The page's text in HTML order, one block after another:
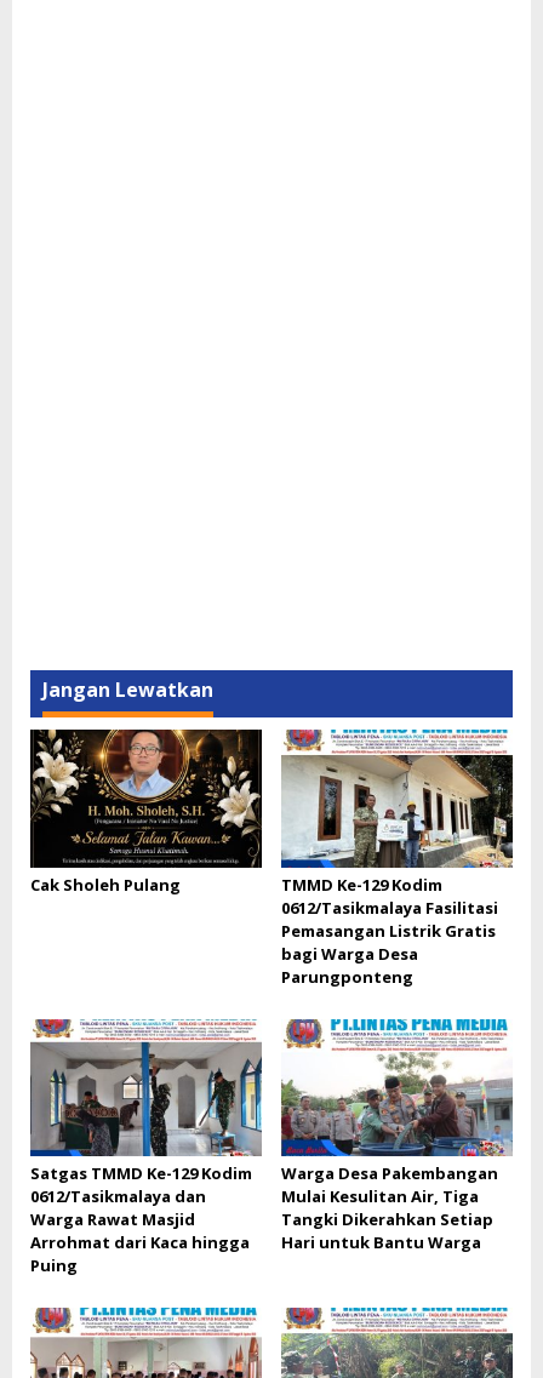
Jangan Lewatkan
Cak Sholeh Pulang
TMMD Ke-129 Kodim
0612/Tasikmalaya Fasilitasi
Pemasangan Listrik Gratis
bagi Warga Desa
Parungponteng
Satgas TMMD Ke-129 Kodim
0612/Tasikmalaya dan
Warga Rawat Masjid
Arrohmat dari Kaca hingga
Puing
Warga Desa Pakembangan
Mulai Kesulitan Air, Tiga
Tangki Dikerahkan Setiap
Hari untuk Bantu Warga